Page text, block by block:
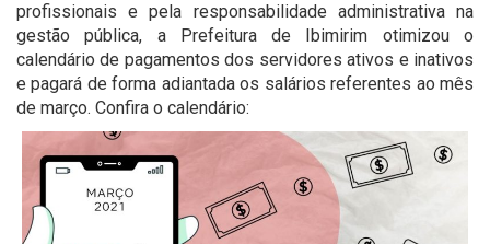
profissionais e pela responsabilidade administrativa na
gestão pública, a Prefeitura de Ibimirim otimizou o
calendário de pagamentos dos servidores ativos e inativos
e pagará de forma adiantada os salários referentes ao mês
de março. Confira o calendário: